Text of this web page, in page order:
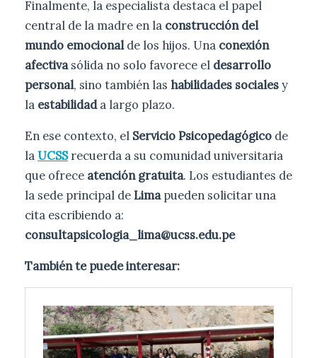
Finalmente, la especialista destaca el papel
central de la madre en la construcción del
mundo emocionalde los hijos. Una conexión
afectivasólida no solo favorece el desarrollo
personal, sino también las habilidades socialesy
la estabilidada largo plazo.
En ese contexto, el Servicio Psicopedagógico de
laUCSSrecuerda a su comunidad universitaria
que ofrece atención gratuita. Los estudiantes de
la sede principal deLimapueden solicitar una
cita escribiendo a:
consultapsicologia_lima@ucss.edu.pe
También te puede interesar: